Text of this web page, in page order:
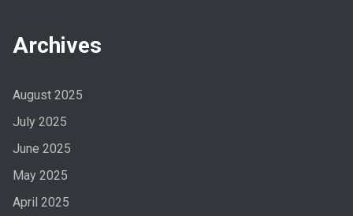
Archives
August 2025
July 2025
June 2025
May 2025
April 2025